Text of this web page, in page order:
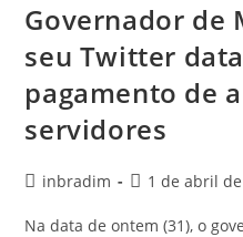
Governador de
seu Twitter
pagamento de
servidores
inbradim 1 de abril de
Na data de ontem (31), o